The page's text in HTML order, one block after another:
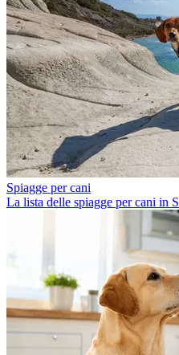
Spiagge per cani
La lista delle spiagge per cani in